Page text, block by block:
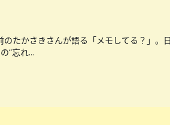
たかさきさんが語る「メモしてる？」
“忘れ...